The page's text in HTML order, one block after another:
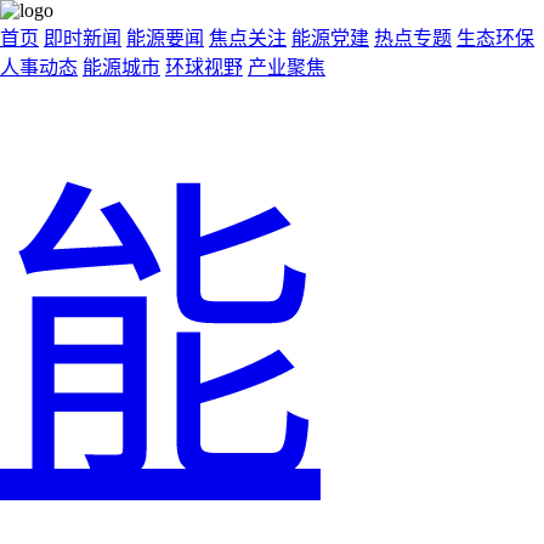
首页 即时新闻 能源要闻 焦点关注 能源党建 热点专题 生态环保
人事动态 能源城市 环球视野 产业聚焦
能